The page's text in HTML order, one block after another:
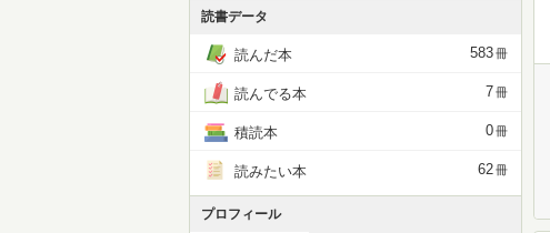
読書データ
読んだ本 583冊
読んでる本 7冊
積読本 0冊
読みたい本 62冊
プロフィール